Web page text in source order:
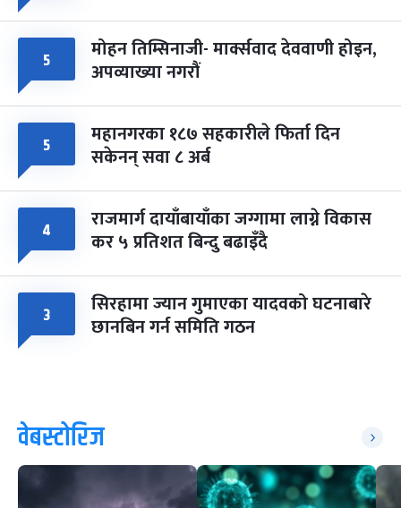
५ मोहन तिम्सिनाजी- मार्क्सवाद देववाणी होइन,
अपव्याख्या नगरौं
५ महानगरका १८७ सहकारीले फिर्ता दिन
सकेनन् सवा ८ अर्ब
४ राजमार्ग दायाँबायाँका जग्गामा लाग्ने विकास
कर ५ प्रतिशत बिन्दु बढाइँदै
३ सिरहामा ज्यान गुमाएका यादवको घटनाबारे
छानबिन गर्न समिति गठन
वेबस्टोरिज